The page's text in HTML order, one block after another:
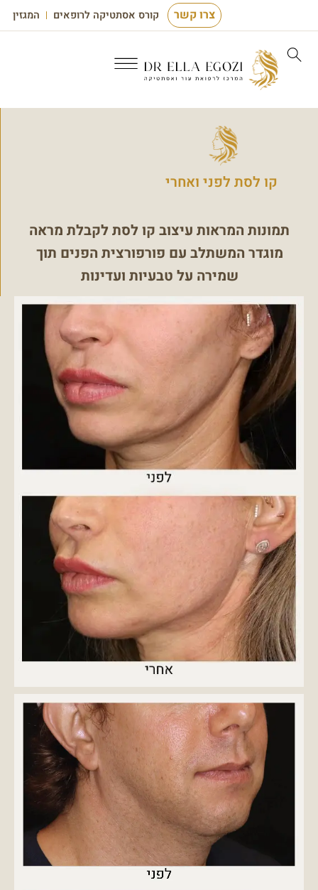
קורס אסתטיקה לרופאים המגזין צרו קשר
קו לסת לפני ואחרי
תמונות המראות עיצוב קו לסת לקבלת מראה
מוגדר המשתלב עם פורפורצית הפנים תוך
שמירה על טבעיות ועדינות